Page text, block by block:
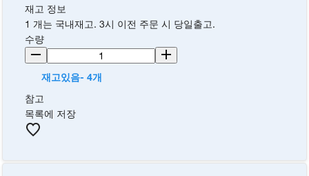
재고 정보
1 개는 국내재고. 3시 이전 주문 시 당일출고.
수량
재고있음- 4개
참고
목록에 저장